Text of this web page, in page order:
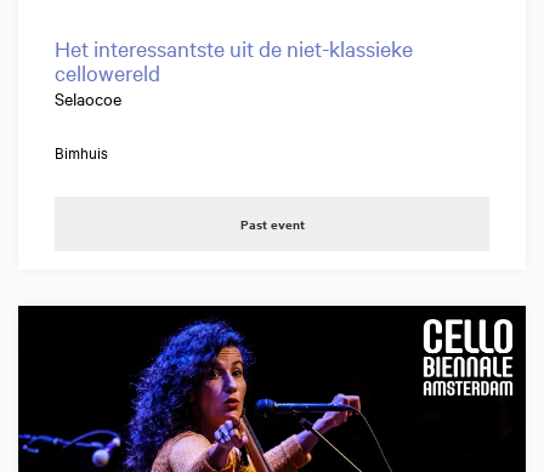
Het interessantste uit de niet-klassieke
cellowereld
Selaocoe
Bimhuis
Past event